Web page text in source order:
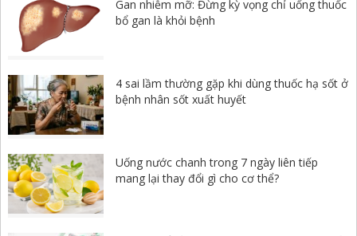
Gan nhiễm mỡ: Đừng kỳ vọng chỉ uống thuốc
bổ gan là khỏi bệnh
4 sai lầm thường gặp khi dùng thuốc hạ sốt ở
bệnh nhân sốt xuất huyết
Uống nước chanh trong 7 ngày liên tiếp
mang lại thay đổi gì cho cơ thể?